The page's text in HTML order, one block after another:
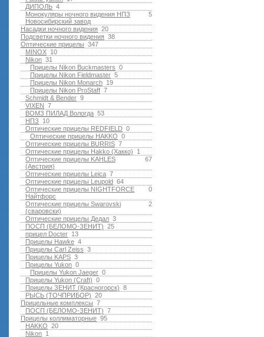
4
ДИПОЛЬ
5
Монокуляры ночного видения НПЗ
Новосибирский завод
20
Насадки ночного видения
38
Подсветки ночного видения
347
Оптические прицелы
10
MINOX
31
Nikon
0
Прицелы Nikon Buckmasters
5
Прицелы Nikon Fieldmaster
19
Прицелы Nikon Monarch
7
Прицелы Nikon ProStaff
9
Schmidt & Bender
7
VIXEN
53
ВОМЗ ПИЛАД Вологда
10
НПЗ
0
Оптические прицелы REDFIELD
0
Оптические прицелы HAKKO
7
Оптические прицелы BURRIS
1
Оптические прицелы Hakko (Хакко)
67
Оптические прицелы KAHLES
(Австрия)
7
Оптические прицелы Leica
64
Оптические прицелы Leupold
0
Оптические прицелы NIGHTFORCE
Найтфорс
2
Оптические прицелы Swarovski
(сваровски)
3
Оптические прицелы Дедал
25
ПОСП (БЕЛОМО-ЗЕНИТ)
13
прицел Docter
4
Прицелы Hawke
3
Прицелы Carl Zeiss
3
Прицелы KAPS
0
Прицелы Yukon
0
Прицелы Yukon Jaeger
0
Прицелы Yukon (Craft)
8
Прицелы ЗЕНИТ (Красногорск)
20
РЫСЬ (ТОЧПРИБОР)
7
Прицельные комплексы
7
ПОСП (БЕЛОМО-ЗЕНИТ)
95
Прицелы коллиматорные
20
HAKKO
1
Nikon